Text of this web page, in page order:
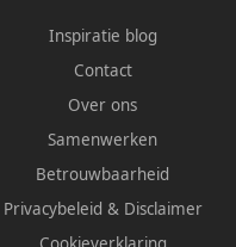
Inspiratie blog
Contact
Over ons
Samenwerken
Betrouwbaarheid
Privacybeleid & Disclaimer